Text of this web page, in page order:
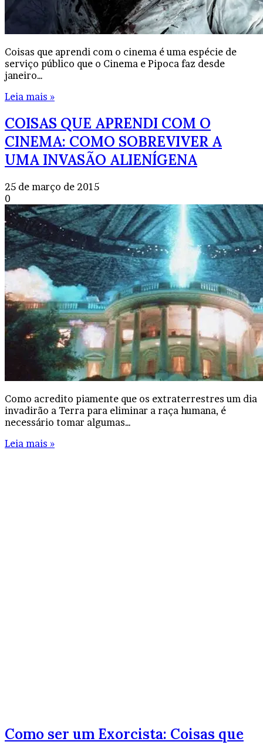
Coisas que aprendi com o cinema é uma espécie de
serviço público que o Cinema e Pipoca faz desde
janeiro…
Leia mais »
COISAS QUE APRENDI COM O
CINEMA: COMO SOBREVIVER A
UMA INVASÃO ALIENÍGENA
25 de março de 2015
0
Como acredito piamente que os extraterrestres um dia
invadirão a Terra para eliminar a raça humana, é
necessário tomar algumas…
Leia mais »
Como ser um Exorcista: Coisas que